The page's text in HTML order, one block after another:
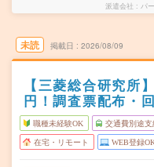
派遣会社 パ
未読 掲載日 2026/08/09
【三菱総合研究所
円！調査票配布・
職種未経験OK 交通費別途支
在宅・リモート WEB登録